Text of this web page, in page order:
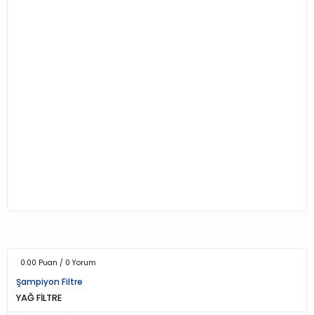
0.00 Puan / 0 Yorum
Şampiyon Filtre
YAĞ FİLTRE